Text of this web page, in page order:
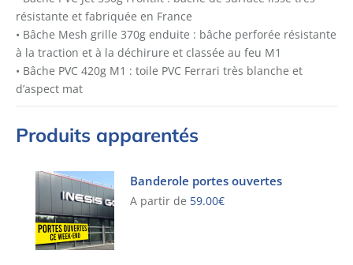
résistante et fabriquée en France
• Bâche Mesh grille 370g enduite : bâche perforée résistante
à la traction et à la déchirure et classée au feu M1
• Bâche PVC 420g M1 : toile PVC Ferrari très blanche et
d’aspect mat
Produits apparentés
Banderole portes ouvertes
A partir de 59.00€